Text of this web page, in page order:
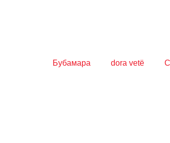
Бубамара dora vetë